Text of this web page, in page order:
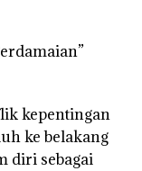
kepentingan
ke belakang
diri sebagai